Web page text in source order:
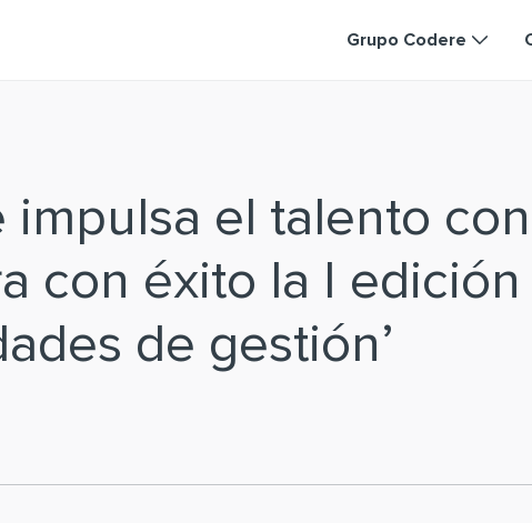
Grupo Codere
impulsa el talento
con éxito la I
de gestión’